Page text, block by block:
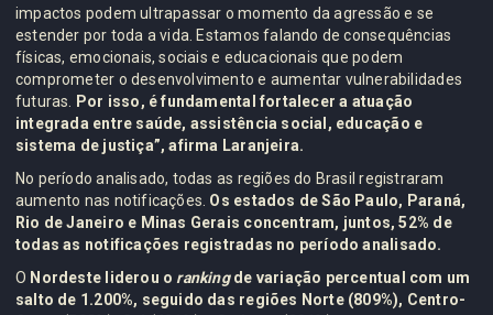
impactos podem ultrapassar o momento da agressão e se
estender por toda a vida. Estamos falando de consequências
físicas, emocionais, sociais e educacionais que podem
comprometer o desenvolvimento e aumentar vulnerabilidades
futuras.
Por isso, é fundamental fortalecer a atuação
integrada entre saúde, assistência social, educação e
sistema de justiça”, afirma Laranjeira.
No período analisado, todas as regiões do Brasil registraram
aumento nas notificações. Os estados de São Paulo, Paraná,
Rio de Janeiro e Minas Gerais concentram, juntos, 52% de
todas as notificações registradas no período analisado.
O Nordeste liderou o rankingde variação percentual com um
salto de 1.200%, seguido das regiões Norte (809%), Centro-